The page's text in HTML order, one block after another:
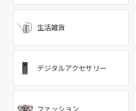
生活雑貨
デジタルアクセサリー
ファッション